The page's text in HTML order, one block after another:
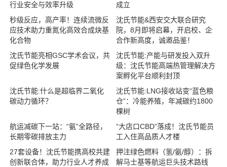
行业安全与效率升级
成立
秒级反应，高产率！连续流微反
应技术助力重氮化高效合成炔基
化合物
沈氏节能&西安交大联合研究
院，8月即将启幕，开启校、企
合作新高度，诚邀品鉴！
沈氏节能亮相GSC学术会议，共
促绿色化学发展
沈氏节能:产能与研发投入双升
级：沈氏节能高端热管理解决方
案孵化平台顺利封顶
沈氏节能:什么是超临界二氧化
碳动力循环？
沈氏节能:LNG接收站变“蓝色粮
仓”：冷能养殖，年减碳约1800
棵树
航运减碳下一站：“氨”全路径，
长期零碳排放主力
“大店口CBD”落成！沈氏节能员
工入住高品质人才楼
27套设备！沈氏节能携高校共建
创新联合体，助力行业人才养成
押注绿色燃料（氢/氨/醇）：拆
解马士基等航运巨头技术路线